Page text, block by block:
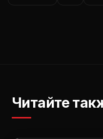
Читайте